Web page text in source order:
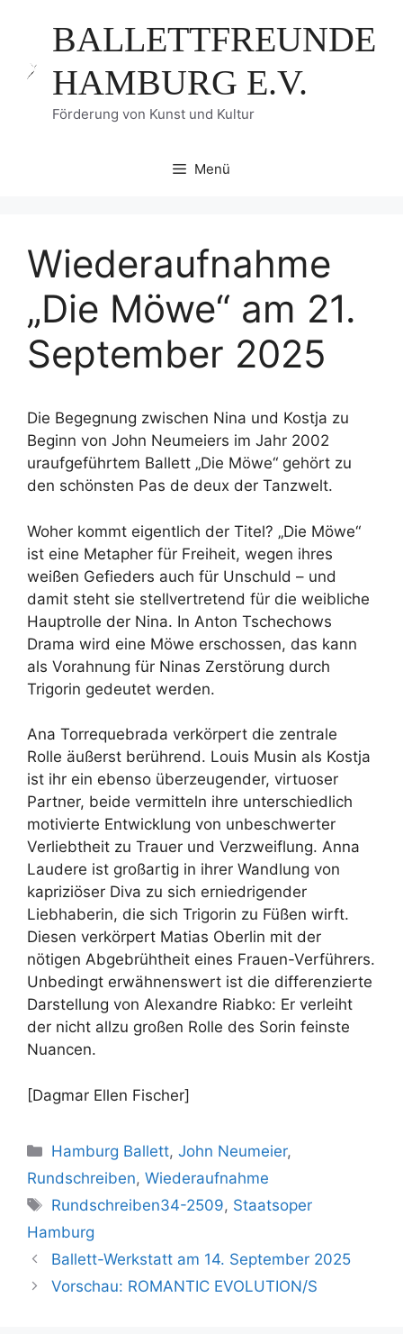
springenBALLETTFREUNDE
HAMBURG E.V.
Förderung von Kunst und Kultur
Menü
Wiederaufnahme
„Die Möwe“ am 21.
September 2025
Die Begegnung zwischen Nina und Kostja zu
Beginn von John Neumeiers im Jahr 2002
uraufgeführtem Ballett „Die Möwe“ gehört zu
den schönsten Pas de deux der Tanzwelt.
Woher kommt eigentlich der Titel? „Die Möwe“
ist eine Metapher für Freiheit, wegen ihres
weißen Gefieders auch für Unschuld – und
damit steht sie stellvertretend für die weibliche
Hauptrolle der Nina. In Anton Tschechows
Drama wird eine Möwe erschossen, das kann
als Vorahnung für Ninas Zerstörung durch
Trigorin gedeutet werden.
Ana Torrequebrada verkörpert die zentrale
Rolle äußerst berührend. Louis Musin als Kostja
ist ihr ein ebenso überzeugender, virtuoser
Partner, beide vermitteln ihre unterschiedlich
motivierte Entwicklung von unbeschwerter
Verliebtheit zu Trauer und Verzweiflung. Anna
Laudere ist großartig in ihrer Wandlung von
kapriziöser Diva zu sich erniedrigender
Liebhaberin, die sich Trigorin zu Füßen wirft.
Diesen verkörpert Matias Oberlin mit der
nötigen Abgebrühtheit eines Frauen-Verführers.
Unbedingt erwähnenswert ist die differenzierte
Darstellung von Alexandre Riabko: Er verleiht
der nicht allzu großen Rolle des Sorin feinste
Nuancen.
[Dagmar Ellen Fischer]
Kategorien
Hamburg Ballett,John Neumeier,
Rundschreiben, Wiederaufnahme
Schlagwörter
Rundschreiben34-2509, Staatsoper
Hamburg
Ballett-Werkstatt am 14. September 2025
Vorschau: ROMANTIC EVOLUTION/S